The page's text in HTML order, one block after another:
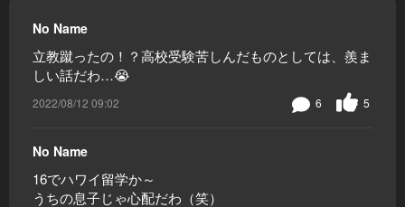
No Name
立教蹴ったの！？高校受験苦しんだものとしては、羨ま
しい話だわ…😭
2022/08/12 09:02 5
6
No Name
16でハワイ留学か～
うちの息子じゃ心配だわ（笑）